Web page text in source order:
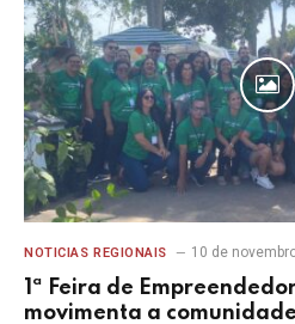
NOTICIAS REGIONAIS 10 de
1ª Feira de
movimenta a